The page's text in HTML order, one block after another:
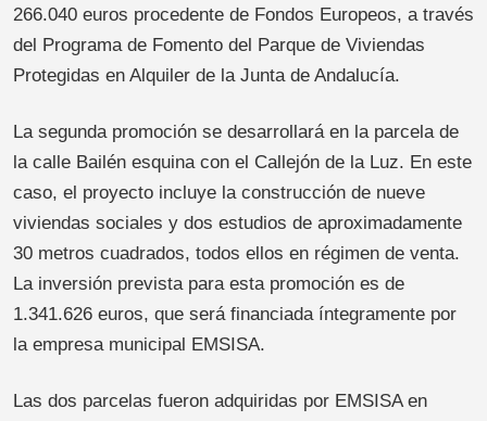
266.040 euros procedente de Fondos Europeos, a través
del Programa de Fomento del Parque de Viviendas
Protegidas en Alquiler de la Junta de Andalucía.
La segunda promoción se desarrollará en la parcela de
la calle Bailén esquina con el Callejón de la Luz. En este
caso, el proyecto incluye la construcción de nueve
viviendas sociales y dos estudios de aproximadamente
30 metros cuadrados, todos ellos en régimen de venta.
La inversión prevista para esta promoción es de
1.341.626 euros, que será financiada íntegramente por
la empresa municipal EMSISA.
Las dos parcelas fueron adquiridas por EMSISA en